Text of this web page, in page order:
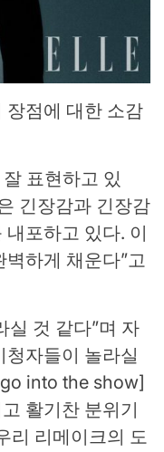
장점에 대한 소감
표현하고 있
긴장감과 긴장감
포하고 있다. 이
하게 채운다”고
실 것 같다”며 자
자들이 놀라실
into the show]
활기찬 분위기
리 리메이크의 도